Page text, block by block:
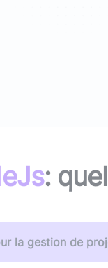
:
la gestion de